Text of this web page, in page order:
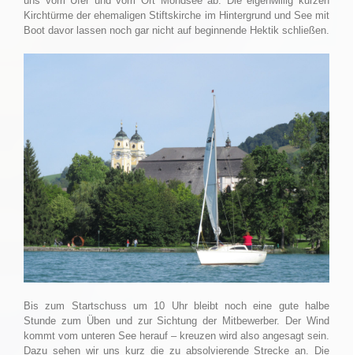
Kirchtürme der ehemaligen Stiftskirche im Hintergrund und See mit
Boot davor lassen noch gar nicht auf beginnende Hektik schließen.
Bis zum Startschuss um 10 Uhr bleibt noch eine gute halbe
Stunde zum Üben und zur Sichtung der Mitbewerber. Der Wind
kommt vom unteren See herauf – kreuzen wird also angesagt sein.
Dazu sehen wir uns kurz die zu absolvierende Strecke an. Die